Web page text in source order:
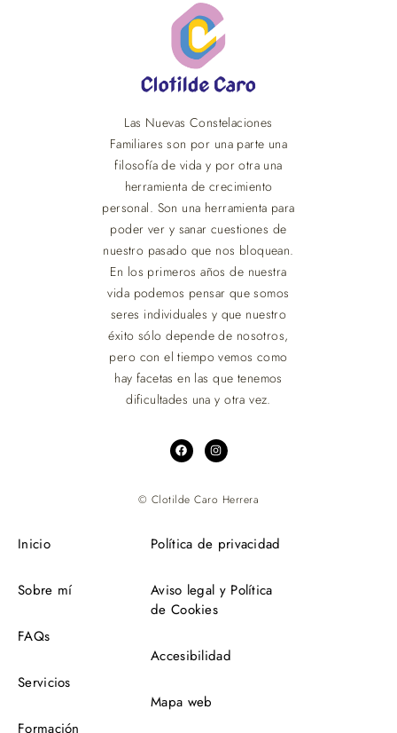
Las Nuevas Constelaciones
Familiares son por una parte una
filosofía de vida y por otra una
herramienta de crecimiento
personal. Son una herramienta para
poder ver y sanar cuestiones de
nuestro pasado que nos bloquean.
En los primeros años de nuestra
vida podemos pensar que somos
seres individuales y que nuestro
éxito sólo depende de nosotros,
pero con el tiempo vemos como
hay facetas en las que tenemos
dificultades una y otra vez.
© Clotilde Caro Herrera
Inicio
Sobre mí
FAQs
Servicios
Formación
Política de privacidad
Aviso legal y Política
de Cookies
Accesibilidad
Mapa web